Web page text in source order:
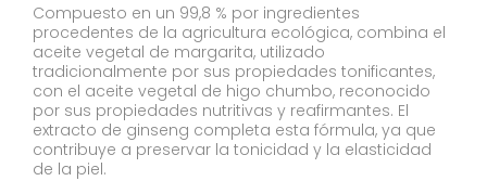
Compuesto en un 99,8 % por ingredientes
procedentes de la agricultura ecológica, combina el
aceite vegetal de margarita, utilizado
tradicionalmente por sus propiedades tonificantes,
con el aceite vegetal de higo chumbo, reconocido
por sus propiedades nutritivas y reafirmantes. El
extracto de ginseng completa esta fórmula, ya que
contribuye a preservar la tonicidad y la elasticidad
de la piel.